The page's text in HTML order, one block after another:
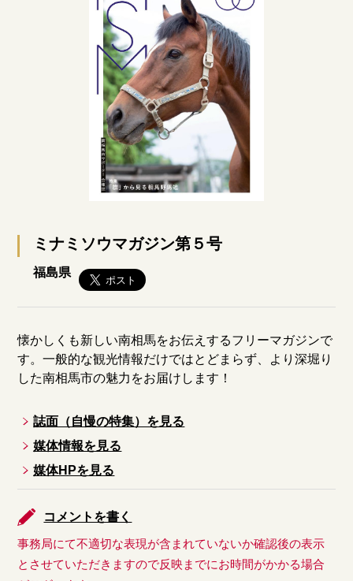
ミナミソウマガジン第５号
福島県
懐かしくも新しい南相馬をお伝えするフリーマガジンで
す。一般的な観光情報だけではとどまらず、より深堀り
した南相馬市の魅力をお届けします！
誌面（自慢の特集）を見る
媒体情報を見る
媒体HPを見る
コメントを書く
事務局にて不適切な表現が含まれていないか確認後の表示
とさせていただきますので反映までにお時間がかかる場合